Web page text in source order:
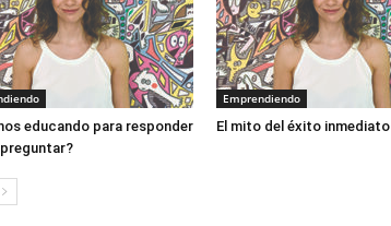
educando para responder
Emprendiendo
El mito del éxito inmediato